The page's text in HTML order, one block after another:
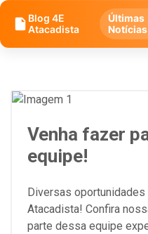
Blog 4E
Atacadista
Últimas
Notícias
Venha fazer
equipe!
Diversas oportunidades
Atacadista! Confira
parte dessa equipe